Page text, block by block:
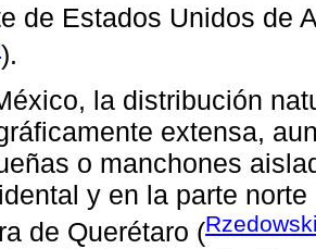
de Estados Unidos de
).
la distribución
extensa,
o manchones
y en la parte
de Querétaro (